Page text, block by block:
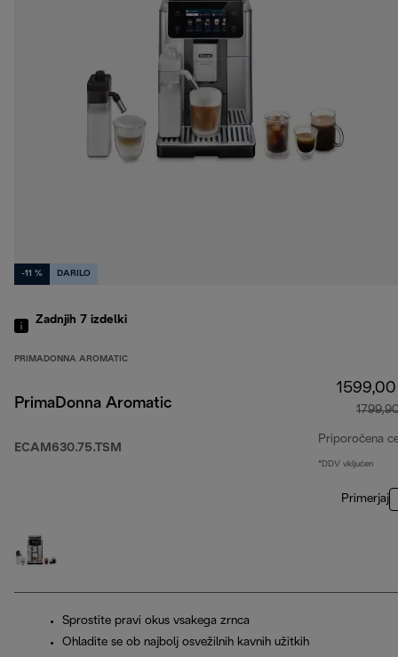
-11 % DARILO
Zadnjih 7 izdelki
PRIMADONNA AROMATIC
PrimaDonna Aromatic
ECAM630.75.TSM
Priporočena
*DDV vključen
Primerjaj
Sprostite pravi okus vsakega zrnca
Ohladite se ob najbolj osvežilnih kavnih užitkih